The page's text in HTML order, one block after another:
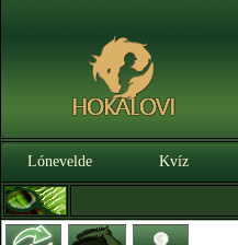
Lónevelde Kvíz